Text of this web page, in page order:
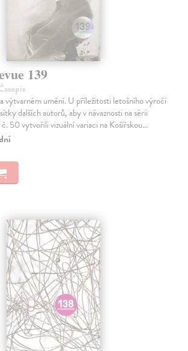
139
výtvarném umění. U příležitosti letošního výročí
dalších autorů, aby v návaznosti na sérii
50 vytvořili vizuální variaci na Košířskou…